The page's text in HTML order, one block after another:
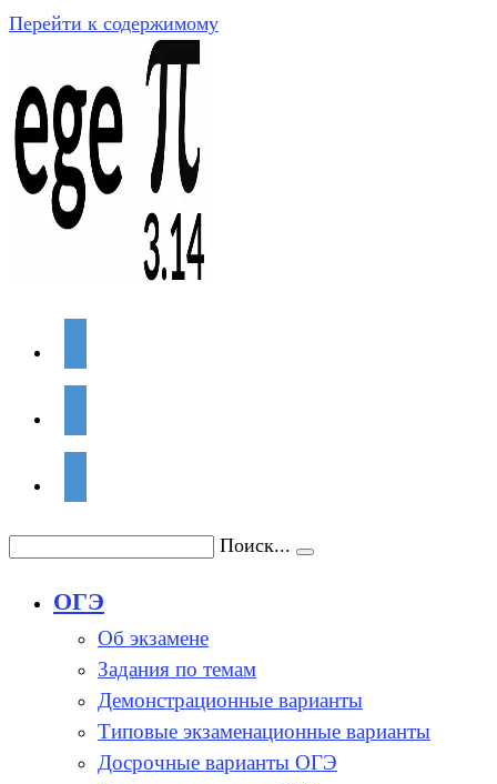
Перейти к содержимому
Поиск...
ОГЭ
Об экзамене
Задания по темам
Демонстрационные варианты
Типовые экзаменационные варианты
Досрочные варианты ОГЭ